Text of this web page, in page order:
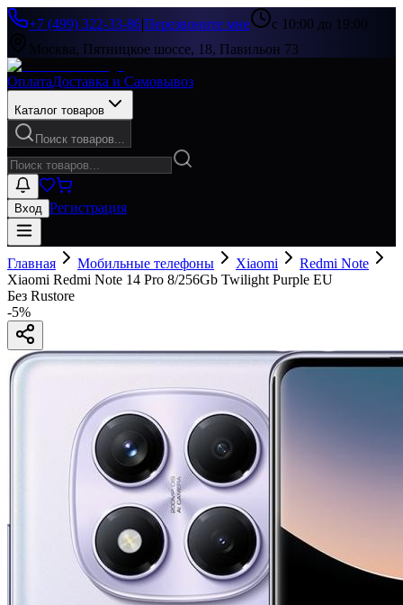
+7 (499) 322-33-86|Перезвоните мне
с 10:00 до 19:00
Москва, Пятницкое шоссе, 18, Павильон 73
ОплатаДоставка и Самовывоз
Каталог товаров
Поиск товаров...
Вход Регистрация
Главная Мобильные телефоны Xiaomi
Redmi Note
Xiaomi Redmi Note 14 Pro 8/256Gb Twilight Purple EU
Без Rustore
-5%